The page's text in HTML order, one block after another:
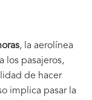
, la aerolínea
los pasajeros,
de hacer
implica pasar la